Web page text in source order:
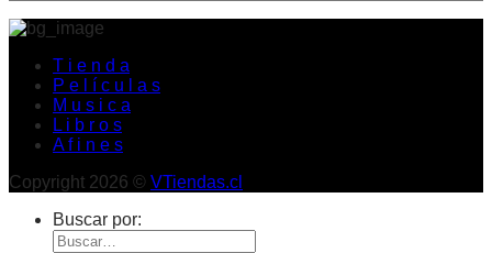
T i e n d a
P e l í c u l a s
M u s i c a
L i b r o s
A f i n e s
Copyright 2026 © VTiendas.cl
Buscar por: